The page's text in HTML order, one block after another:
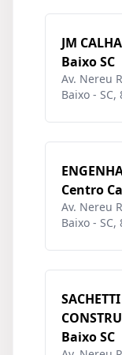
JM
Baixo SC
Av. Nereu
Baixo - SC,
Centro
Av. Nereu
Baixo - SC,
Baixo SC